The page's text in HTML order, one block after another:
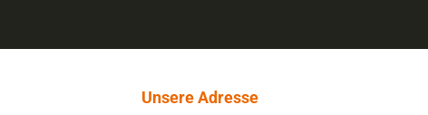
Unsere Adresse